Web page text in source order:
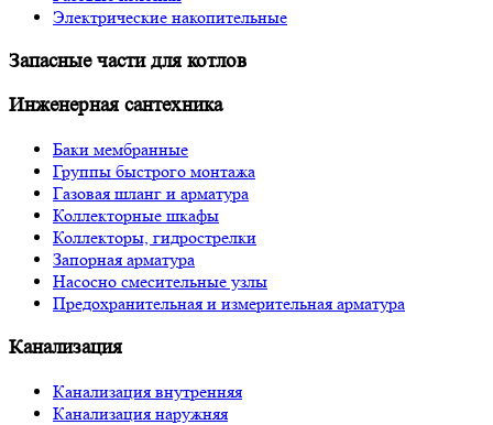
Электрические накопительные
Запасные части для котлов
Инженерная сантехника
Баки мембранные
Группы быстрого монтажа
Газовая шланг и арматура
Коллекторные шкафы
Коллекторы, гидрострелки
Запорная арматура
Насосно смесительные узлы
Предохранительная и измерительная арматура
Канализация
Канализация внутренняя
Канализация наружняя